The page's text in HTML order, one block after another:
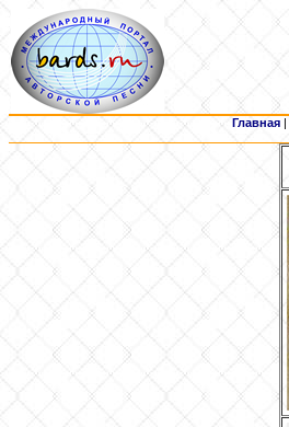
Главная |